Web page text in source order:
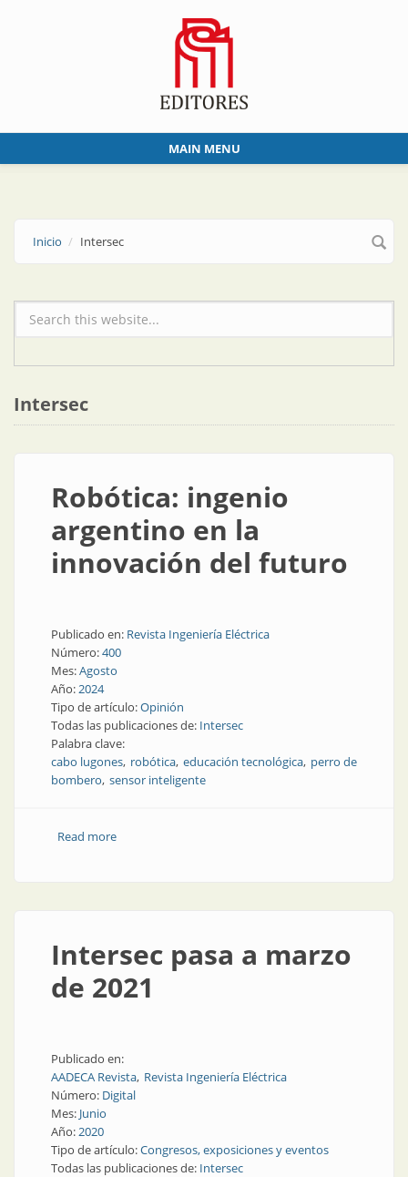
MAIN MENU
Inicio Intersec
Formulario de búsqueda
Intersec
Robótica: ingenio
argentino en la
innovación del futuro
Publicado en: Revista Ingeniería Eléctrica
Número:400
Mes:Agosto
Año:2024
Tipo de artículo:Opinión
Todas las publicaciones de: Intersec
Palabra clave:
cabo lugones robótica educación tecnológica perro de
bombero sensor inteligente
Read moreabout Robótica: ingenio argentino en la innovación
Intersec pasa a marzo
de 2021
Publicado en:
AADECA Revista Revista Ingeniería Eléctrica
Número: Digital
Mes: Junio
Año:2020
Tipo de artículo:Congresos, exposiciones y eventos
Todas las publicaciones de: Intersec